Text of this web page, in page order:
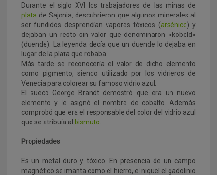
Durante el siglo XVI los trabajadores de las minas de
plata de Sajonia, descubrieron que algunos minerales al
ser fundidos desprendían vapores tóxicos (arsénico) y
dejaban un resto sin valor que denominaron «kobold»
(duende). La leyenda decía que un duende lo dejaba en
lugar de la plata que robaba.
Más tarde se reconocería el valor de dicho elemento
como pigmento, siendo utilizado por los vidrieros de
Venecia para colorear su famoso vidrio azul.
El sueco George Brandt demostró que era un nuevo
elemento y le asignó el nombre de cobalto. Además
comprobó que era el responsable del color del vidrio azul
que se atribuía al bismuto
Propiedades
Es un metal duro y tóxico. En presencia de un campo
magnético se imanta como el hierro, el niquel el gadolinio